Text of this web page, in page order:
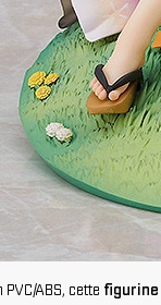
PVC/ABS, cette figurine